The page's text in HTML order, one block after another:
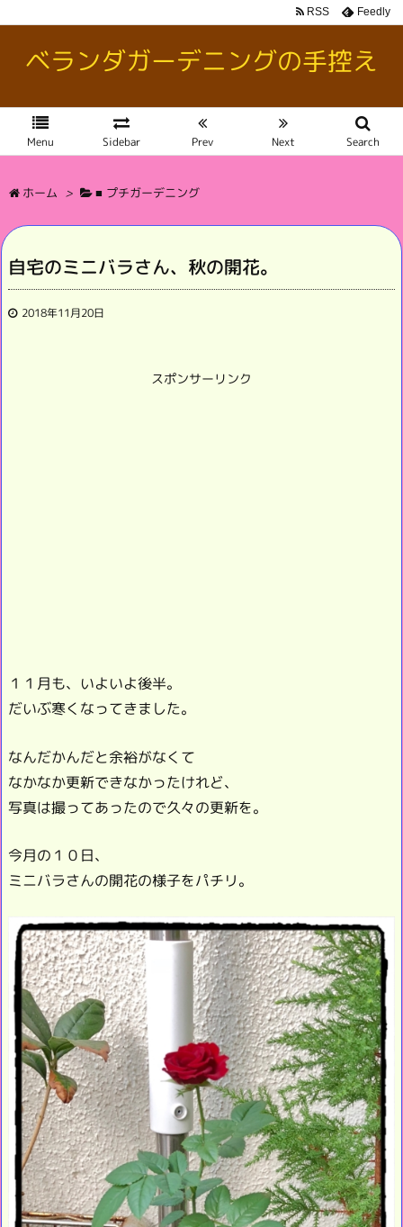
ベランダガーデニングの手控え
Menu Sidebar Prev Next Search
RSS Feedly
ホーム > ■ プチガーデニング
自宅のミニバラさん、秋の開花。
2018年11月20日
スポンサーリンク
１１月も、いよいよ後半。
だいぶ寒くなってきました。
なんだかんだと余裕がなくて
なかなか更新できなかったけれど、
写真は撮ってあったので久々の更新を。
今月の１０日、
ミニバラさんの開花の様子をパチリ。